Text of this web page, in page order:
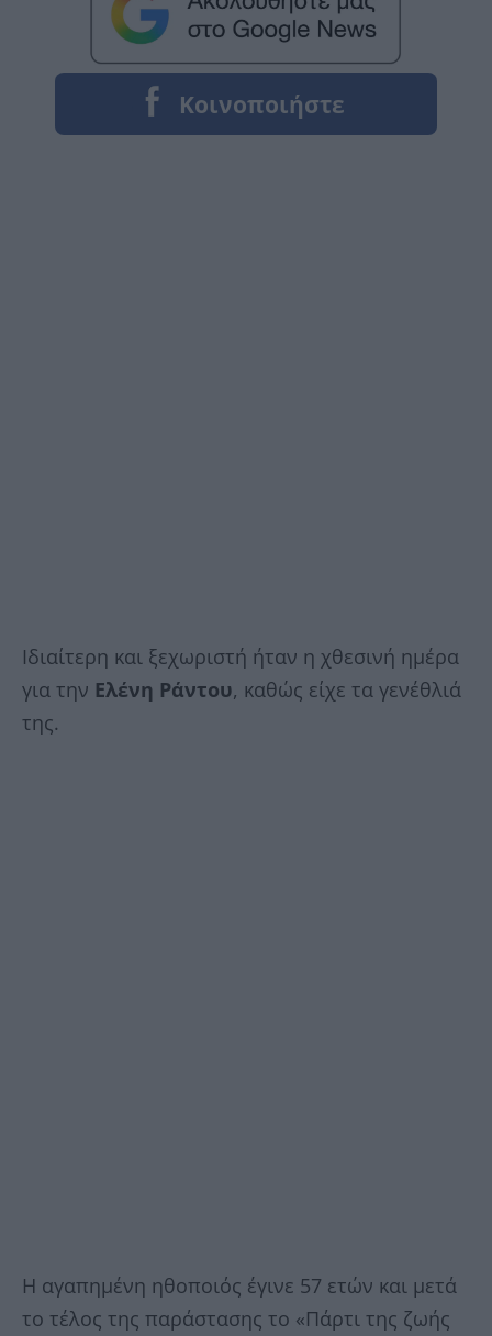
Ιδιαίτερη και ξεχωριστή ήταν η χθεσινή ημέρα
για την Ελένη Ράντου, καθώς είχε τα γενέθλιά
της.
Η αγαπημένη ηθοποιός έγινε 57 ετών και μετά
το τέλος της παράστασης το «Πάρτι της ζωής